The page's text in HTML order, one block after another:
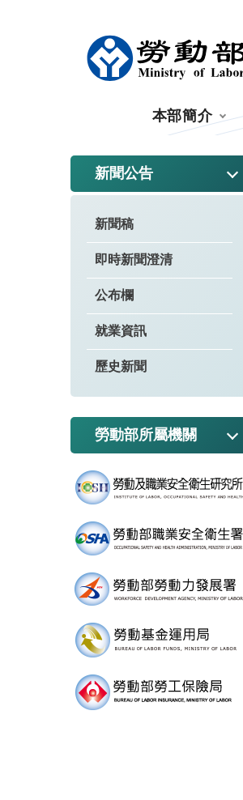
本部簡介
新聞公告
新聞稿
即時新聞澄清
公布欄
就業資訊
歷史新聞
勞動部所屬機關